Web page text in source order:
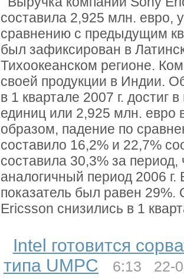
составила 2,925 млн. евро,
сравнению с предыдущим
был зафиксирован в
Тихоокеанском регионе.
своей продукции в Индии.
в 1 квартале 2007 г.
единиц или 2,925 млн. евро
образом, падение по
составило 16,2% и 22,7%
составила 30,3% за
аналогичный период 2006
показатель был равен
Ericsson снизились в 1
Intel готовится
типа UMPC
6:13 22-